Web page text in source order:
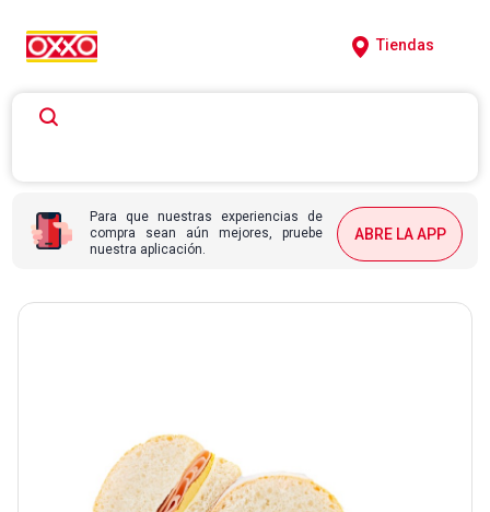
Tiendas
Para que nuestras experiencias de
compra sean aún mejores, pruebe
nuestra aplicación.
ABRE LA APP